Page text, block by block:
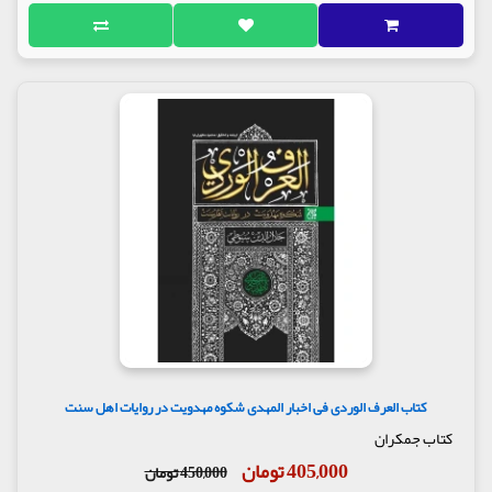
کتاب العرف الوردی فی اخبار المهدی شکوه مهدویت در روایات اهل سنت
کتاب جمکران
405,000 تومان 450,000 تومان